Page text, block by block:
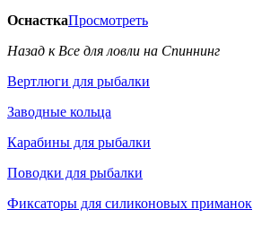
ОснасткаПросмотреть
Назад к Все для ловли на Спиннинг
Вертлюги для рыбалки
Заводные кольца
Карабины для рыбалки
Поводки для рыбалки
Фиксаторы для силиконовых приманок